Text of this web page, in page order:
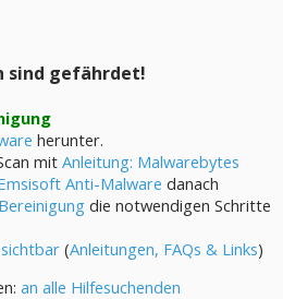
sind gefährdet!
herunter.
mitAnleitung: Malwarebytes
Anti-Malware danach
die notwendigen Schritte
(Anleitungen, FAQs & Links)
an alle Hilfesuchenden